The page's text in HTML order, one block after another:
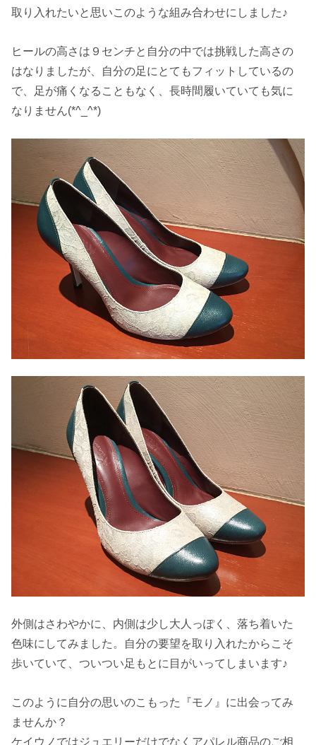
取り入れたいと思いこのような組み合わせにしました♪
ヒールの高さは９センチと自分の中では挑戦した高さの
はなりましたが、自分の足にとてもフィットしているの
で、足が痛くなることもなく、長時間履いていても気に
なりません(*^_^*)
外側はさわやかに、内側は少し大人っぽく、落ち着いた
色味にしてみました。自分の要望を取り入れたからこそ
歩いていて、ついつい足もとに目がいってしまいます♪
このように自分の思いのこもった『モノ』に出会ってみ
ませんか？
ケイウノではジュエリーだけでなくアパレル商品のご相